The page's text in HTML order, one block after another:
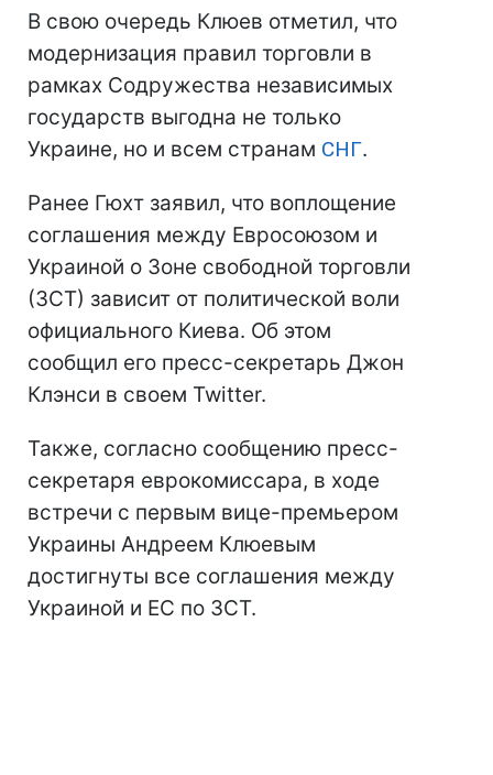
В свою очередь Клюев отметил, что
модернизация правил торговли в
рамках Содружества независимых
государств выгодна не только
Украине, но и всем странам СНГ.
Ранее Гюхт заявил, что воплощение
соглашения между Евросоюзом и
Украиной о Зоне свободной торговли
(ЗСТ) зависит от политической воли
официального Киева. Об этом
сообщил его пресс-секретарь Джон
Клэнси в своем Twitter.
Также, согласно сообщению пресс-
секретаря еврокомиссара, в ходе
встречи с первым вице-премьером
Украины Андреем Клюевым
достигнуты все соглашения между
Украиной и ЕС по ЗСТ.